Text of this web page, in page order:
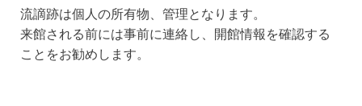
流謫跡は個人の所有物、管理となります。
来館される前には事前に連絡し、開館情報を確認する
ことをお勧めします。